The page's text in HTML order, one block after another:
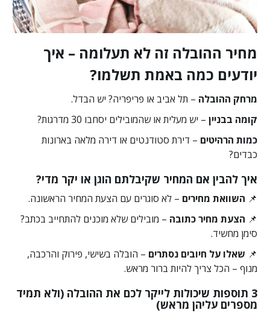
מחיר ההובלה זה לא תעלומה – איך
יודעים כמה באמת תשלמו?
מרחק ההובלה – תל אביב או פריפריה? יש הבדל.
קומה בבניין – יש מעלית או שהמובילים יסחבו 30 מדרגות?
כמות הרהיטים – דירת סטודנטים או דירה מלאה בארונות
כבדים?
איך להבין אם המחיר שקיבלתם הוגן או יקר מדי?
📌 השוואת מחירים – לא סוגרים עם הצעת המחיר הראשונה.
📌 הצעת מחיר כתובה – מובילים שלא מוכנים להתחייב בכתב?
סימן מחשיד.
📌 שאלו על חיובים נסתרים – הובלה בשישי, פירוק והרכבה,
מנוף – הכל צריך להיות ברור מראש.
3 תוספות שיכולות לייקר לכם את ההובלה (ולא תמיד
מספרים עליהן מראש)